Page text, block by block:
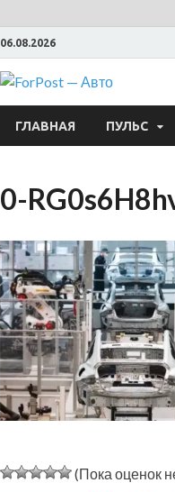
06.08.2026
ГЛАВНАЯ ПУЛЬС
0-
(Пока оценок